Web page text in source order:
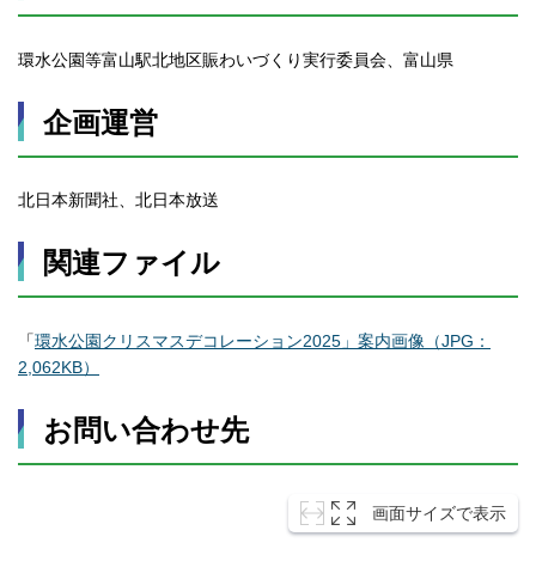
環水公園等富山駅北地区賑わいづくり実行委員会、富山県
企画運営
北日本新聞社、北日本放送
関連ファイル
「環水公園クリスマスデコレーション2025」案内画像（JPG：
2,062KB）
お問い合わせ先
画面サイズで表示